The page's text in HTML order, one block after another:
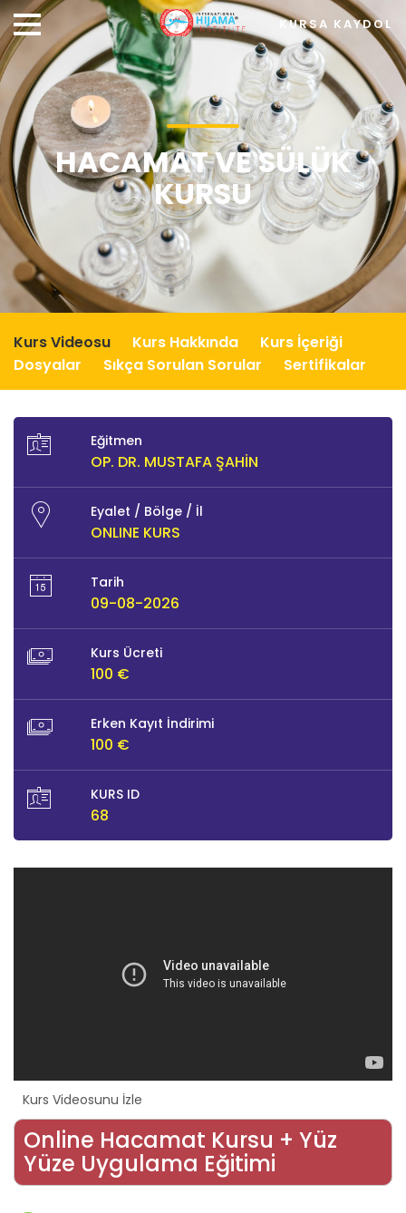
HACAMAT VE SÜLÜK
KURSU
Kurs Videosu Kurs Hakkında
Kurs İçeriği
Dosyalar
Sıkça Sorulan Sorular Sertifikalar
Eğitmen
OP. DR. MUSTAFA ŞAHIN
Eyalet / Bölge / İl
ONLINE KURS
Tarih
09-08-2026
Kurs Ücreti
100 €
Erken Kayıt İndirimi
100 €
KURS ID
68
Kurs Videosunu İzle
Online Hacamat Kursu + Yüz
Yüze Uygulama Eğitimi
KURSA KAYDOL